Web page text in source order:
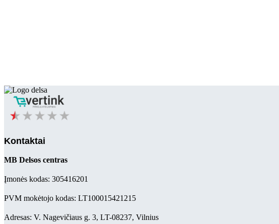
Kontaktai
MB Delsos centras
Įmonės kodas: 305416201
PVM mokėtojo kodas: LT100015421215
Adresas: V. Nagevičiaus g. 3, LT-08237, Vilnius